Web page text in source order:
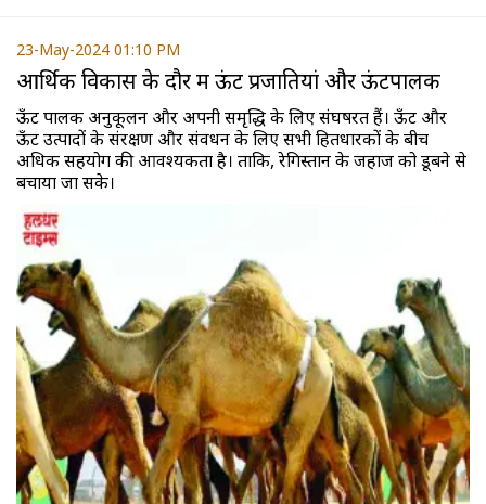
23-May-2024 01:10 PM
आर्थिक विकास के दौर में ऊंट प्रजातियां और ऊंटपालक
ऊँट पालक अनुकूलन और अपनी समृद्धि के लिए संघर्षरत हैं। ऊँट और
ऊँट उत्पादों के संरक्षण और संवर्धन के लिए सभी हितधारकों के बीच
अधिक सहयोग की आवश्यकता है। ताकि, रेगिस्तान के जहाज को डूबने से
बचाया जा सके।